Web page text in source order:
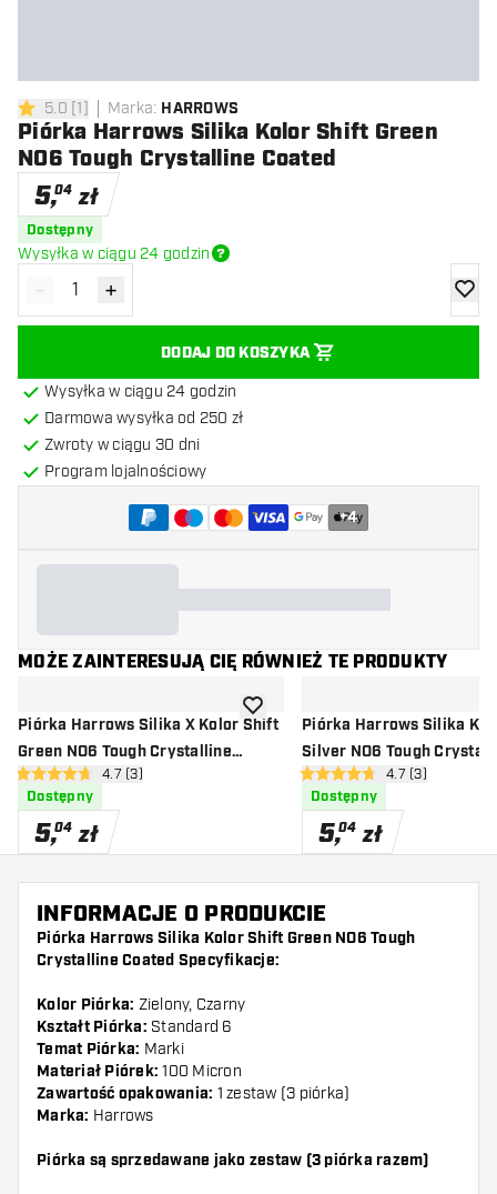
5 gwiazdki oceny
5.0 [1] Marka: HARROWS
Piórka Harrows Silika Kolor Shift Green
NO6 Tough Crystalline Coated
5,04 zł
Dostępny
Wysyłka w ciągu 24 godzin
Zmniejsz ilość
- Zwiększ ilość
+
DODAJ DO KOSZYKA
Wysyłka w ciągu 24 godzin
Darmowa wysyłka od 250 zł
Zwroty w ciągu 30 dni
Program lojalnościowy
+4
MOŻE ZAINTERESUJĄ CIĘ RÓWNIEŻ TE PRODUKTY
Piórka Harrows Silika X Kolor Shift
Green NO6 Tough Crystalline
Coated otwórz panel recenzji
4.7 gwiazdki oceny
4.7 (3)
Dostępny
5,04 zł
dodaj do listy życzeń
Piórka Harrows Silika
Silver NO6 Tough
Coated otwórz panel
4.7 gwiazdki oceny
4.7 (3)
Dostępny
5,04 zł
INFORMACJE O PRODUKCIE
Piórka Harrows Silika Kolor Shift Green NO6 Tough
Crystalline Coated Specyfikacje:
Kolor Piórka: Zielony, Czarny
Kształt Piórka: Standard 6
Temat Piórka: Marki
Materiał Piórek: 100 Micron
Zawartość opakowania: 1 zestaw (3 piórka)
Marka: Harrows
Piórka są sprzedawane jako zestaw (3 piórka razem)